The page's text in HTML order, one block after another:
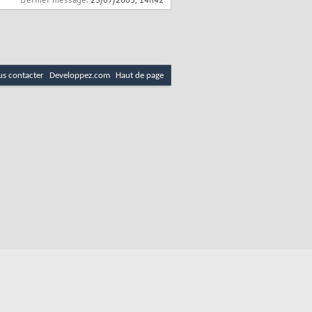
contacter Developpez.com Haut de page